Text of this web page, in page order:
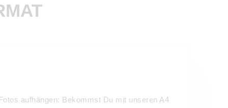
aufhängen: Bekommst Du mit unseren A4